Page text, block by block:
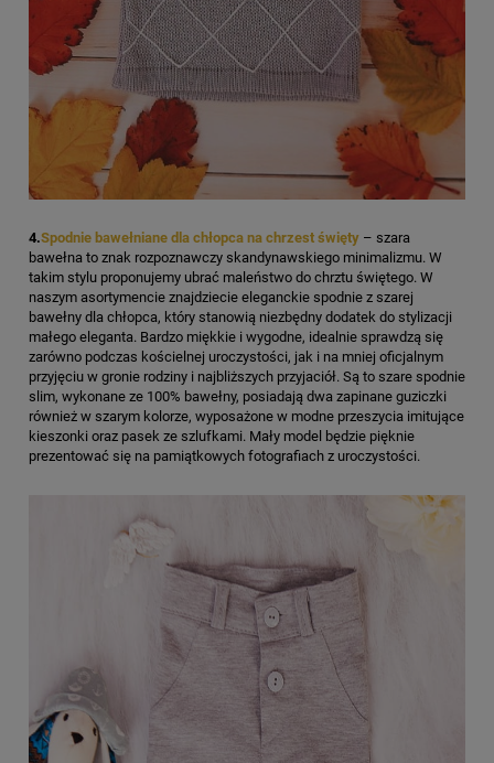
4.Spodnie bawełniane dla chłopca na chrzest święty – szara
bawełna to znak rozpoznawczy skandynawskiego minimalizmu. W
takim stylu proponujemy ubrać maleństwo do chrztu świętego. W
naszym asortymencie znajdziecie eleganckie spodnie z szarej
bawełny dla chłopca, który stanowią niezbędny dodatek do stylizacji
małego eleganta. Bardzo miękkie i wygodne, idealnie sprawdzą się
zarówno podczas kościelnej uroczystości, jak i na mniej oficjalnym
przyjęciu w gronie rodziny i najbliższych przyjaciół. Są to szare spodnie
slim, wykonane ze 100% bawełny, posiadają dwa zapinane guziczki
również w szarym kolorze, wyposażone w modne przeszycia imitujące
kieszonki oraz pasek ze szlufkami. Mały model będzie pięknie
prezentować się na pamiątkowych fotografiach z uroczystości.